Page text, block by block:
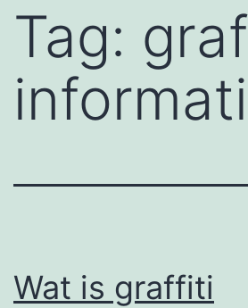
Tag:
Wat is graffiti